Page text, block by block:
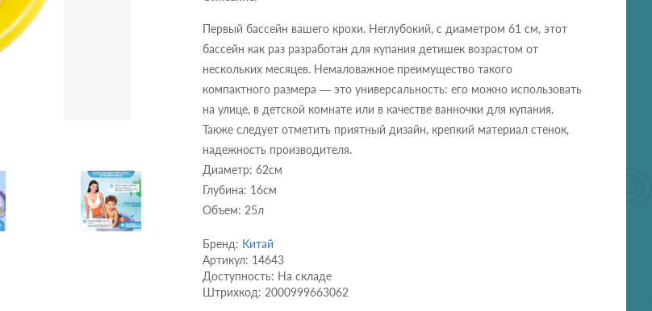
Первый бассейн вашего крохи. Неглубокий, с диаметром 61 см, этот
бассейн как раз разработан для купания детишек возрастом от
нескольких месяцев. Немаловажное преимущество такого
компактного размера — это универсальность: его можно использовать
на улице, в детской комнате или в качестве ванночки для купания.
Также следует отметить приятный дизайн, крепкий материал стенок,
надежность производителя.
Диаметр: 62см
Глубина: 16см
Объем: 25л
Бренд: Китай
Артикул: 14643
Доступность: На складе
Штрихкод: 2000999663062